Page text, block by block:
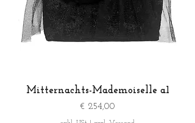
Mitternachts-Mademoiselle a1
Preis
€ 254,00